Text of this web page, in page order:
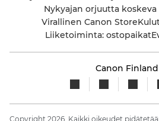
Nykyajan orjuutta koskeva
Virallinen Canon Store
Liiketoiminta: ostopaikat
Canon Finland
Copyright 2026. Kaikki oikeudet